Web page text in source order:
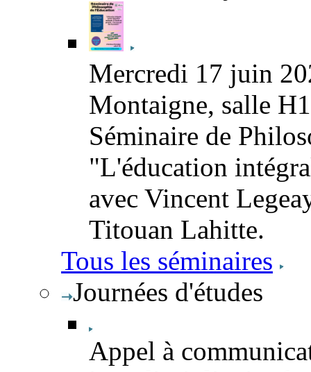
Mercredi 17 juin
Montaigne, salle
Séminaire de
"L'éducation
avec Vincent
Titouan Lahitte.
Tous les séminaires
Journées d'études
Appel à